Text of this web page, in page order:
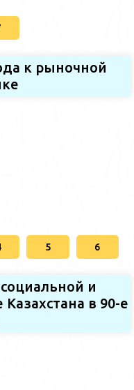
к рыночной
5 6
и
в 90-е